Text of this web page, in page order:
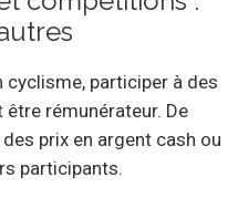
cyclisme, participer à des
rémunérateur. De
prix en argent cash ou
participants.